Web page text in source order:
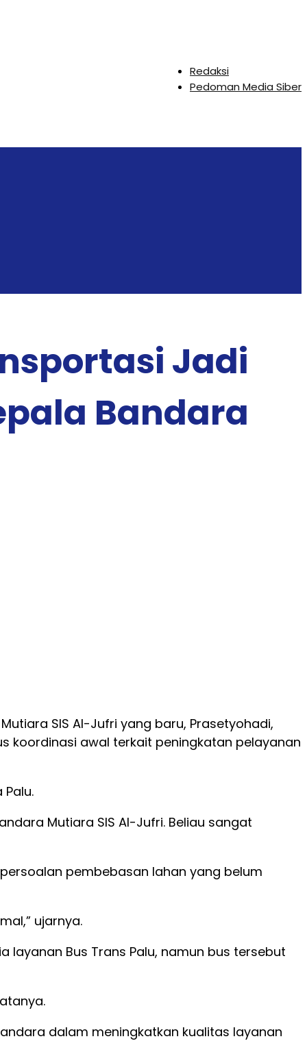
Redaksi
Pedoman Media Siber
Jadi
Bandara
SIS Al-Jufri yang baru, Prasetyohadi,
koordinasi awal terkait peningkatan pelayanan
Mutiara SIS Al-Jufri. Beliau sangat
pembebasan lahan yang belum
ujarnya.
layanan Bus Trans Palu, namun bus tersebut
dalam meningkatkan kualitas layanan